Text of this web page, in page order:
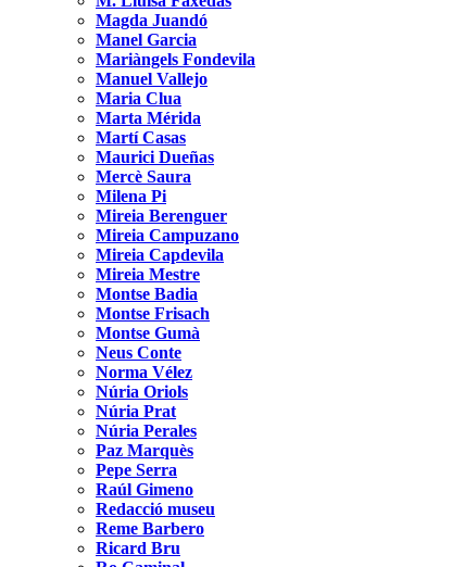
Magda Juandó
Manel Garcia
Mariàngels Fondevila
Manuel Vallejo
Maria Clua
Marta Mérida
Martí Casas
Maurici Dueñas
Mercè Saura
Milena Pi
Mireia Berenguer
Mireia Campuzano
Mireia Capdevila
Mireia Mestre
Montse Badia
Montse Frisach
Montse Gumà
Neus Conte
Norma Vélez
Núria Oriols
Núria Prat
Núria Perales
Paz Marquès
Pepe Serra
Raúl Gimeno
Redacció museu
Reme Barbero
Ricard Bru